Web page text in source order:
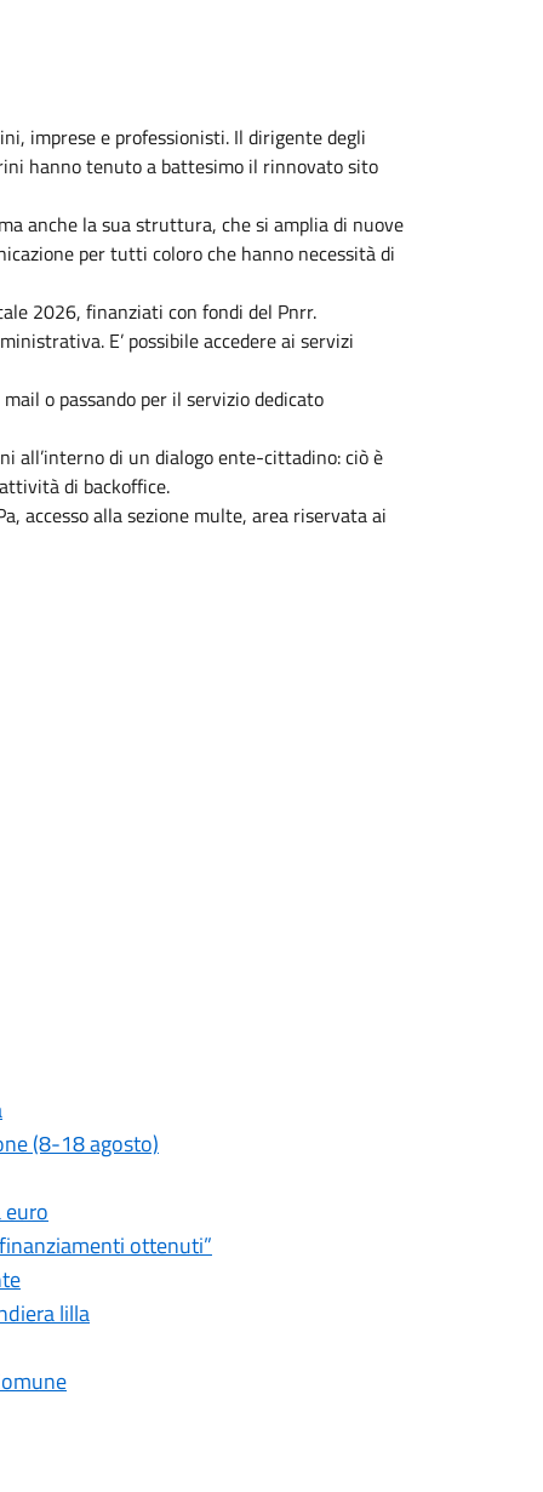
imprese e professionisti. Il dirigente degli
hanno tenuto a battesimo il rinnovato sito
anche la sua struttura, che si amplia di nuove
per tutti coloro che hanno necessità di
2026, finanziati con fondi del Pnrr.
E’ possibile accedere ai servizi
o passando per il servizio dedicato
all’interno di un dialogo ente-cittadino: ciò è
di backoffice.
accesso alla sezione multe, area riservata ai
(8-18 agosto)
euro
ottenuti”
lilla